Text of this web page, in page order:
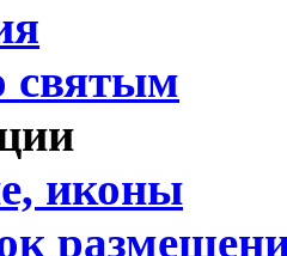
святым
иконы